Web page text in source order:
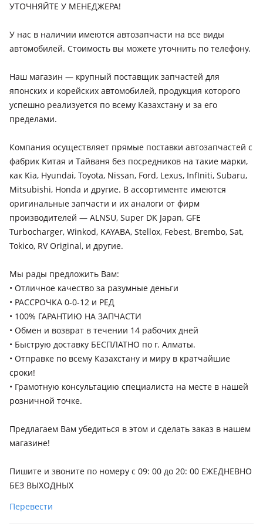
1992 - 1998 T190
1984 - 1989 1 поколение (N5/N6/N7), 1989 - 1995 2
поколение (N1), 1995 - 2002 3 поколение (N18), 2003 - 2009 4
поколение (N21), 2009 - 2013 5 поколение (N28), 2013 - н.в. 5
поколение рестайлинг (N28)
2002 - 2005 1 поколение (H1), 2005 - 2008 1 поколение
рестайлинг (H1), 2008 - 2011 2 поколение (H2), 2011 - 2014 2
поколение рестайлинг (H2), 2015 - 2018 3 поколение (H3),
2018 - н.в. 3 поколение рестайлинг (H3)
Toyota Altezza
1998 - 2005 XE10
Toyota Aristo
(S160) рестайлинг, 1997 - 2000 1 поколение (S160), 1994 -
1997 1 поколение рестайлинг
Toyota Avalon
1994 - 1997 XX10, 1997 - 1999 XX10 рестайлинг (X15), 2000 -
2003 XX20, 2003 - 2004 XX20 рестайлинг (X25), 2004 - 2007
XX30, 2007 - 2010 XX30 рестайлинг (X35), 2010 - 2012 XX30 [2-
й рестайлинг], 2012 - 2018 XX40, 2018 - н.в. XX50
1997 - 2000 1 поколение (T22), 2000 - 2003 1 поколение
2 поколение рестайлинг (T25), 2009 - 2011 3 поколение
(T27), 2011 - 2015 3 поколение рестайлинг (T27), 2015 - 2018
3 поколение [2-й рестайлинг] (T27)
УТОЧНЯЙТЕ У МЕНЕДЖЕРА!
У нас в наличии имеются автозапчасти на все виды
автомобилей. Стоимость вы можете уточнить по телефону.
Наш магазин — крупный поставщик запчастей для
японских и корейских автомобилей, продукция которого
успешно реализуется по всему Казахстану и за его
пределами.
Компания осуществляет прямые поставки автозапчастей с
фабрик Китая и Тайваня без посредников на такие марки,
как Kia, Hyundai, Toyota, Nissan, Ford, Lexus, InfIniti, Subaru,
Mitsubishi, Honda и другие. В ассортименте имеются
оригинальные запчасти и их аналоги от фирм
производителей — ALNSU, Super DK Japan, GFE
Turbocharger, Winkod, KAYABA, Stellox, Febest, Brembo, Sat,
Tokico, RV Original, и другие.
Мы рады предложить Вам:
• Отличное качество за разумные деньги
• РАССРОЧКА 0-0-12 и РЕД
• 100% ГАРАНТИЮ НА ЗАПЧАСТИ
• Обмен и возврат в течении 14 рабочих дней
• Быструю доставку БЕСПЛАТНО по г. Алматы.
• Отправкe по всему Казахстану и миру в кратчайшие
сроки!
• Грамотную консультацию специалиста на месте в нашей
розничной точке.
Предлагаем Вам убедиться в этом и сделать заказ в нашем
магазине!
Пишите и звоните по номеру с 09: 00 до 20: 00 ЕЖЕДНЕВНО
БЕЗ ВЫХОДНЫХ
Перевести